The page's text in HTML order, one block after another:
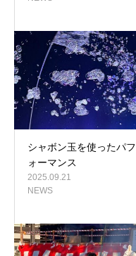
シャボン玉を使ったパフ
ォーマンス
2025.09.21
NEWS